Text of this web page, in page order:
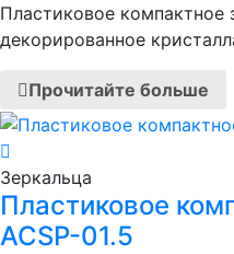
Пластиковое компактное
декорированное
Прочитайте больше
Зеркальца
Пластиковое
ACSP-01.5